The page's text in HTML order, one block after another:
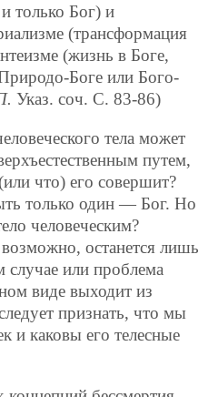
только Бог) и
(трансформация
(жизнь в Боге,
Боге или Бого-
Указ. соч. С. 83-86)
тела может
путем,
что) его совершит?
только один — Бог. Но
человеческим?
останется лишь
случае или проблема
виде выходит из
признать, что мы
и каковы его телесные